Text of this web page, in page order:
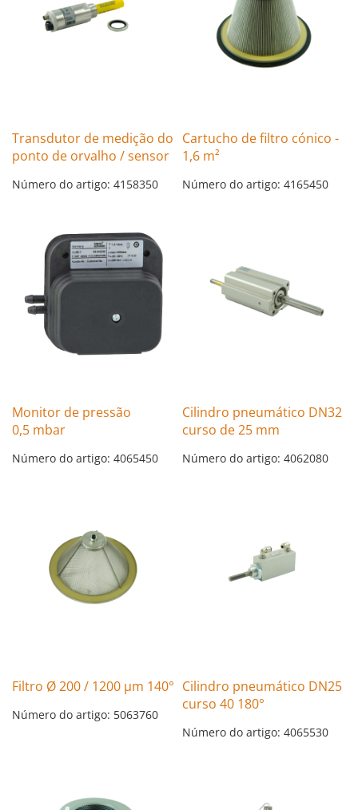
Transdutor de medição do
ponto de orvalho / sensor
Número do artigo: 4158350
Cartucho de filtro cónico -
1,6 m²
Número do artigo: 4165450
Monitor de pressão
0,5 mbar
Número do artigo: 4065450
Cilindro pneumático DN32
curso de 25 mm
Número do artigo: 4062080
Filtro Ø 200 / 1200 µm 140°
Número do artigo: 5063760
Cilindro pneumático DN25
curso 40 180°
Número do artigo: 4065530